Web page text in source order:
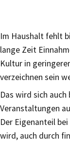
Im Haushalt fehlt
lange Zeit
Kultur in
verzeichnen sein
Das wird sich
Veranstaltungen
Der Eigenanteil
wird, auch durch